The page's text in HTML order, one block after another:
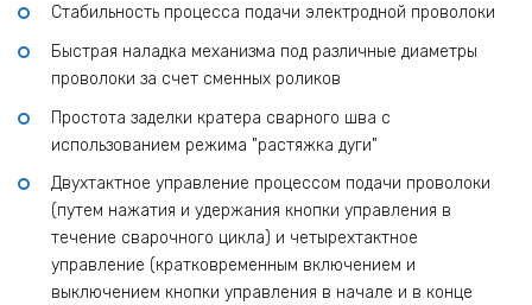
Стабильность процесса подачи электродной проволоки
Быстрая наладка механизма под различные диаметры
проволоки за счет сменных роликов
Простота заделки кратера сварного шва с
использованием режима "растяжка дуги"
Двухтактное управление процессом подачи проволоки
(путем нажатия и удержания кнопки управления в
течение сварочного цикла) и четырехтактное
управление (кратковременным включением и
выключением кнопки управления в начале и в конце